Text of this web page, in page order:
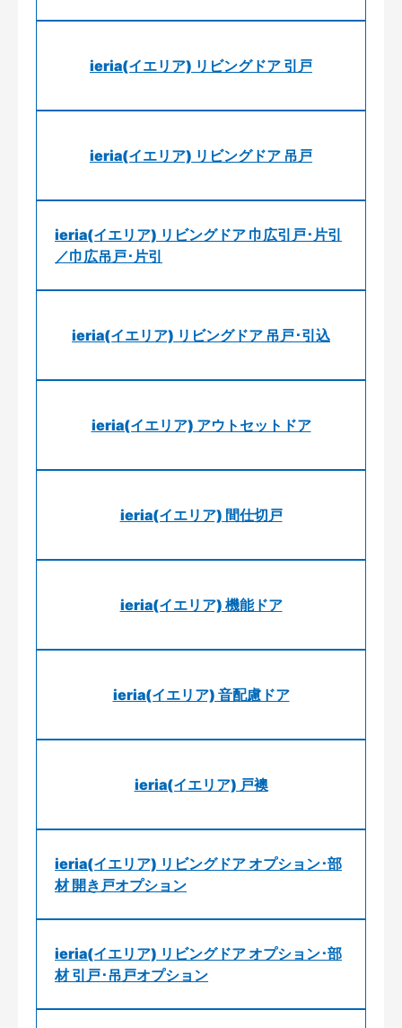
ieria(イエリア) リビングドア 引戸
ieria(イエリア) リビングドア 吊戸
ieria(イエリア) リビングドア 巾広引戸･片引
／巾広吊戸･片引
ieria(イエリア) リビングドア 吊戸･引込
ieria(イエリア) アウトセットドア
ieria(イエリア) 間仕切戸
ieria(イエリア) 機能ドア
ieria(イエリア) 音配慮ドア
ieria(イエリア) 戸襖
ieria(イエリア) リビングドア オプション･部
材 開き戸オプション
ieria(イエリア) リビングドア オプション･部
材 引戸･吊戸オプション